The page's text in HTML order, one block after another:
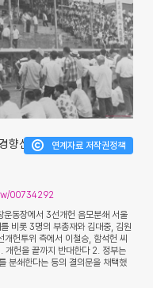
향신
연계자료 저작권정책
00734292
동장에서 3선개헌 음모분쇄 서울
비롯 3명의 부총재와 김대중, 김원
헌투위 측에서 이철승, 함석헌 씨
개헌을 끝까지 반대한다 2. 정부는
분쇄한다는 등의 결의문을 채택했